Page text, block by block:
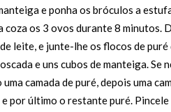
e ponha os bróculos a
coza os 3 ovos durante 8
leite, e junte-lhe os flocos de
e uns cubos de manteiga. Se
camada de puré, depois uma
por último o restante puré.